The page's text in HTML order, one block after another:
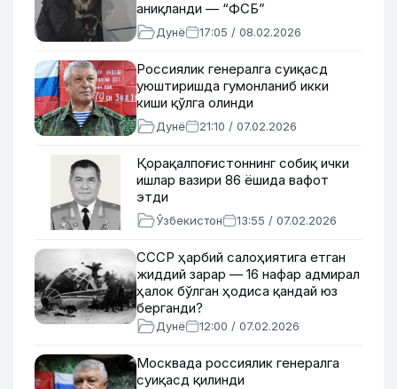
аниқланди — “ФСБ”
Дунё 17:05 / 08.02.2026
Россиялик генералга суиқасд
уюштиришда гумонланиб икки
киши қўлга олинди
Дунё 21:10 / 07.02.2026
Қорақалпоғистоннинг собиқ ички
ишлар вазири 86 ёшида вафот
этди
Ўзбекистон 13:55 / 07.02.2026
СССР ҳарбий салоҳиятига етган
жиддий зарар — 16 нафар адмирал
ҳалок бўлган ҳодиса қандай юз
берганди?
Дунё 12:00 / 07.02.2026
Москвада россиялик генералга
суиқасд қилинди